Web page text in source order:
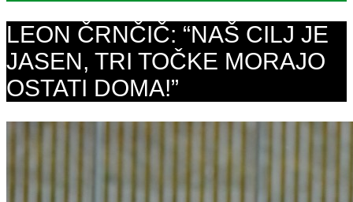
LEON ČRNČIČ: “NAŠ CILJ JE
JASEN, TRI TOČKE MORAJO
OSTATI DOMA!”